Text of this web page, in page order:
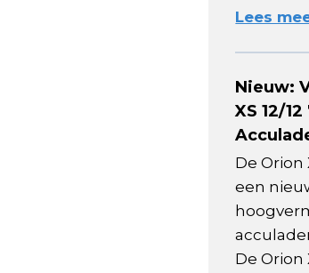
Lees
Nieuw:
XS 12/
De Orion
een
De Orion